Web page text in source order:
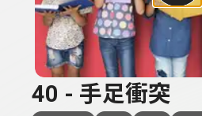
40 - 手足衝突